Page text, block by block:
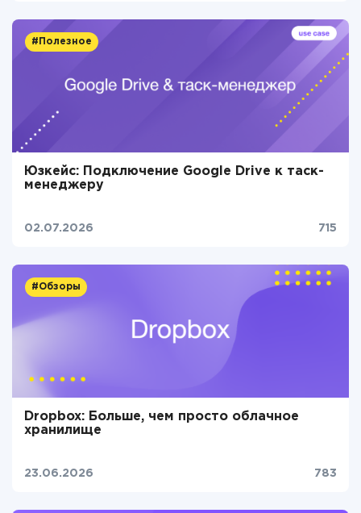
#Полезное
Юзкейс: Подключение Google Drive к таск-
менеджеру
02.07.2026 715
#Обзоры
Dropbox: Больше, чем просто облачное
хранилище
23.06.2026 783